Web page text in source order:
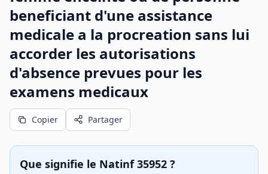
beneficiant d'une assistance
medicale a la procreation sans lui
accorder les autorisations
d'absence prevues pour les
examens medicaux
Copier Partager
Que signifie le Natinf 35952 ?